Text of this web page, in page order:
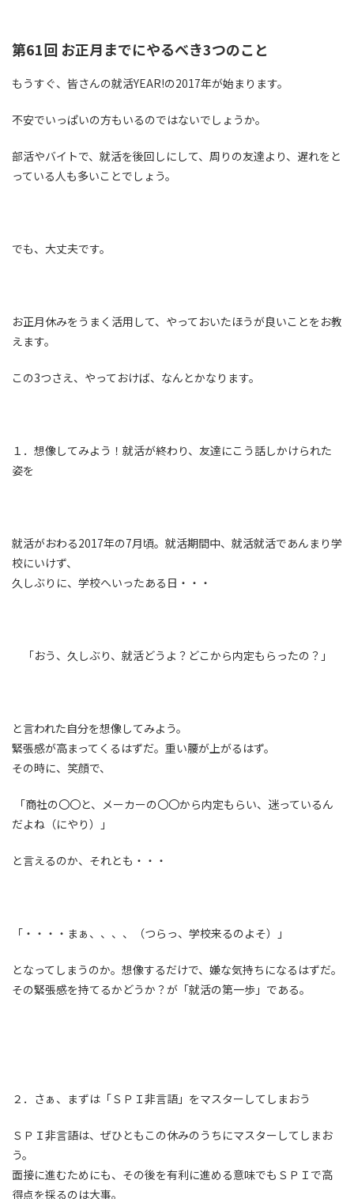
第61回 お正月までにやるべき3つのこと
もうすぐ、皆さんの就活YEAR!の2017年が始まります。
不安でいっぱいの方もいるのではないでしょうか。
部活やバイトで、就活を後回しにして、周りの友達より、遅れをと
っている人も多いことでしょう。
でも、大丈夫です。
お正月休みをうまく活用して、やっておいたほうが良いことをお教
えます。
この3つさえ、やっておけば、なんとかなります。
１．想像してみよう！就活が終わり、友達にこう話しかけられた
姿を
就活がおわる2017年の7月頃。就活期間中、就活就活であんまり学
校にいけず、
久しぶりに、学校へいったある日・・・
「おう、久しぶり、就活どうよ？どこから内定もらったの？」
と言われた自分を想像してみよう。
緊張感が高まってくるはずだ。重い腰が上がるはず。
その時に、笑顔で、
「商社の〇〇と、メーカーの〇〇から内定もらい、迷っているん
だよね（にやり）」
と言えるのか、それとも・・・
「・・・・まぁ、、、、（つらっ、学校来るのよそ）」
となってしまうのか。想像するだけで、嫌な気持ちになるはずだ。
その緊張感を持てるかどうか？が「就活の第一歩」である。
２．さぁ、まずは「ＳＰＩ非言語」をマスターしてしまおう
ＳＰＩ非言語は、ぜひともこの休みのうちにマスターしてしまお
う。
面接に進むためにも、その後を有利に進める意味でもＳＰＩで高
得点を採るのは大事。